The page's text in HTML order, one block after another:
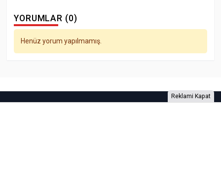
YORUMLAR (0)
Henüz yorum yapılmamış.
Reklami Kapat